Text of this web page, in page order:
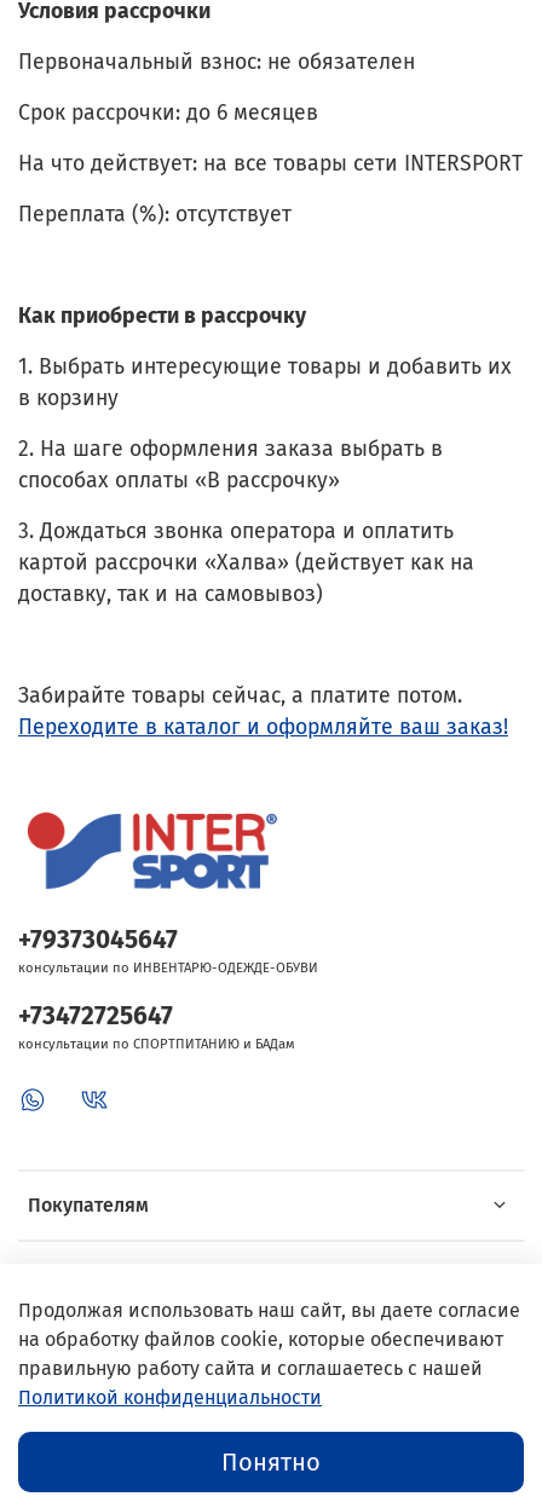
Условия рассрочки
Первоначальный взнос: не обязателен
Срок рассрочки: до 6 месяцев
На что действует: на все товары сети INTERSPORT
Переплата (%): отсутствует
Как приобрести в рассрочку
1. Выбрать интересующие товары и добавить их
в корзину
2. На шаге оформления заказа выбрать в
способах оплаты «В рассрочку»
3. Дождаться звонка оператора и оплатить
картой рассрочки «Халва» (действует как на
доставку, так и на самовывоз)
Забирайте товары сейчас, а платите потом.
Переходите в каталог и оформляйте ваш заказ!
Покупателям
Выгодные предложения
+79373045647
консультации по ИНВЕНТАРЮ-ОДЕЖДЕ-ОБУВИ
+73472725647
консультации по СПОРТПИТАНИЮ и БАДам
© 2002–2024 InterSport
Продолжая использовать наш сайт, вы даете согласие
на обработку файлов cookie, которые обеспечивают
правильную работу сайта и соглашаетесь с нашей
Политикой конфиденциальности
Понятно